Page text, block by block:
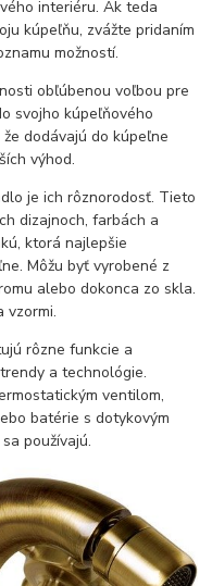
interiéru. Ak teda
kúpeľňu, zvážte pridaním
možností.
obľúbenou voľbou pre
svojho kúpeľňového
dodávajú do kúpeľne
výhod.
je ich rôznorodosť. Tieto
dizajnoch, farbách a
ktorá najlepšie
Môžu byť vyrobené z
alebo dokonca zo skla.
vzormi.
rôzne funkcie a
a technológie.
ventilom,
batérie s dotykovým
používajú.